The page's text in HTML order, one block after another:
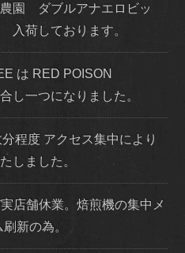
園 ダブルアナエロビッ
入荷しております。
は RED POISON
し一つになりました。
程度 アクセス集中により
しました。
店舗休業。焙煎機の集中メ
新の為。